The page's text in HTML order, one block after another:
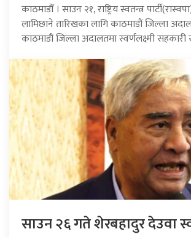
काठमाडौँ । साउन २१, राष्ट्रिय स्वतन्त्र
लामिछाने तारिखका लागि काठमाडौं जिल्ला
काठमाडौं जिल्ला अदालतमा स्वर्णलक्ष्मी
साउन २६ गते शेरबहादुर देउवा